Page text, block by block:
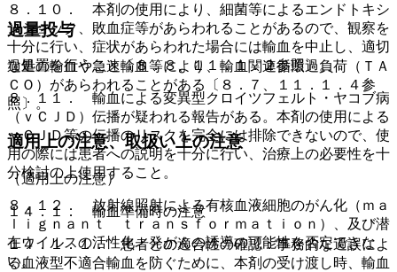
過量投与
過量の輸血や急速輸血等により、輸血関連循環過負荷（ＴＡ
ＣＯ）があらわれることがある〔８．７、１１．１．４参
照〕。
適用上の注意、取扱い上の注意
（適用上の注意）
１４．１． 輸血準備時の注意
１４．１．１． 患者との適合性の確認：事務的な過誤によ
る血液型不適合輸血を防ぐために、本剤の受け渡し時、輸血
８．１０． 本剤の使用により、細菌等によるエンドトキシ
ンショック、敗血症等があらわれることがあるので、観察を
十分に行い、症状があらわれた場合には輸血を中止し、適切
な処置を行うこと〔８．８、１１．１．２参照〕。
８．１１． 輸血による変異型クロイツフェルト・ヤコブ病
（ｖＣＪＤ）伝播が疑われる報告がある。本剤の使用による
ｖＣＪＤ等の伝播のリスクを完全には排除できないので、使
用の際には患者への説明を十分に行い、治療上の必要性を十
分検討の上使用すること。
８．１２． 放射線照射による有核血液細胞のがん化（ｍａ
ｌｉｇｎａｎｔ ｔｒａｎｓｆｏｒｍａｔｉｏｎ）、及び潜
在ウイルスの活性化・発がんの誘導の可能性を否定できな
い。